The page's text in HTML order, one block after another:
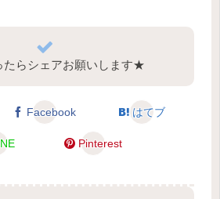
らシェアお願いします★
Facebook はてブ
Pinterest